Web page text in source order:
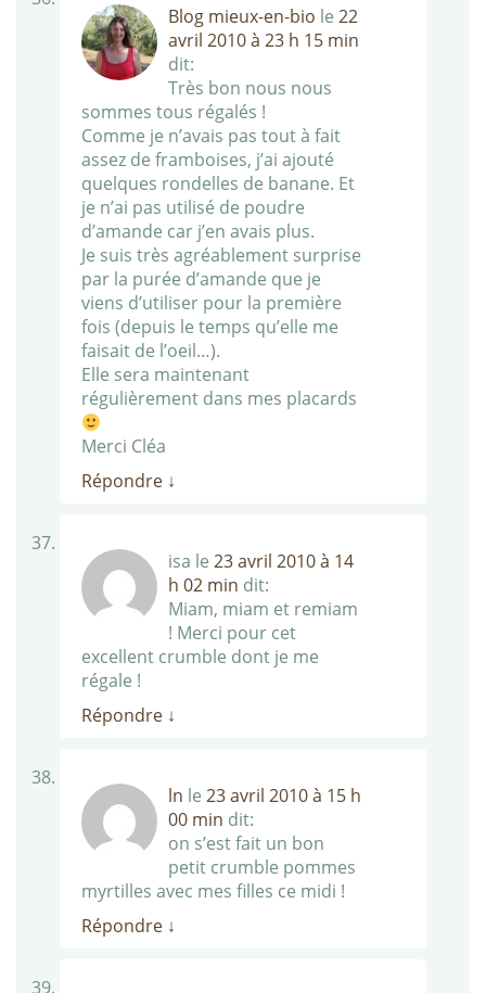
Blog mieux-en-bio le 22
avril 2010 à 23 h 15 min
dit:
Très bon nous nous
sommes tous régalés !
Comme je n’avais pas tout à fait
assez de framboises, j’ai ajouté
quelques rondelles de banane. Et
je n’ai pas utilisé de poudre
d’amande car j’en avais plus.
Je suis très agréablement surprise
par la purée d’amande que je
viens d’utiliser pour la première
fois (depuis le temps qu’elle me
faisait de l’oeil…).
Elle sera maintenant
régulièrement dans mes placards
Merci Cléa
Répondre ↓
isa le 23 avril 2010 à 14
h 02 min dit:
Miam, miam et remiam
! Merci pour cet
excellent crumble dont je me
régale !
Répondre ↓
ln le 23 avril 2010 à 15 h
00 min dit:
on s’est fait un bon
petit crumble pommes
myrtilles avec mes filles ce midi !
Répondre ↓